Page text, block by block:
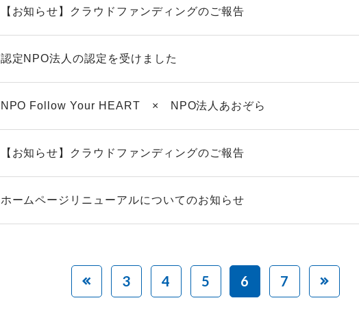
【お知らせ】クラウドファンディングのご報告
認定NPO法人の認定を受けました
NPO Follow Your HEART × NPO法人あおぞら
【お知らせ】クラウドファンディングのご報告
ホームページリニューアルについてのお知らせ
3 4 5 6 7